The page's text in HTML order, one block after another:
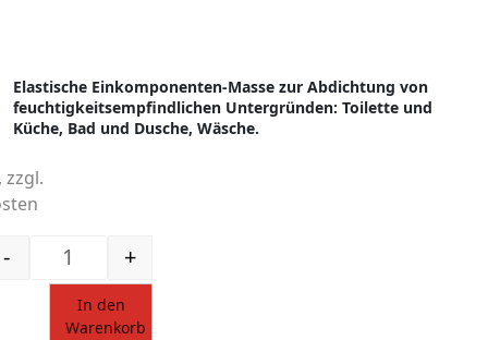
Elastische Einkomponenten-Masse zur Abdichtung von
feuchtigkeitsempfindlichen Untergründen: Toilette und
Küche, Bad und Dusche, Wäsche.
zzgl.
FLÜSSIGE DICHTFOLIE F1 10KG + TF 1L +
- +
In den
Warenkorb